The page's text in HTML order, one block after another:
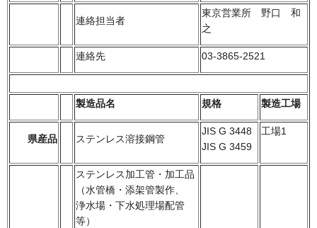
連絡担当者
東京営業所 野口 和
之
連絡先 03-3865-2521
製造品名 規格 製造工場
県産品 ステンレス溶接鋼管
JIS G 3448
JIS G 3459
工場1
ステンレス加工管・加工品
（水管橋・添架管製作、
浄水場・下水処理場配管
等）